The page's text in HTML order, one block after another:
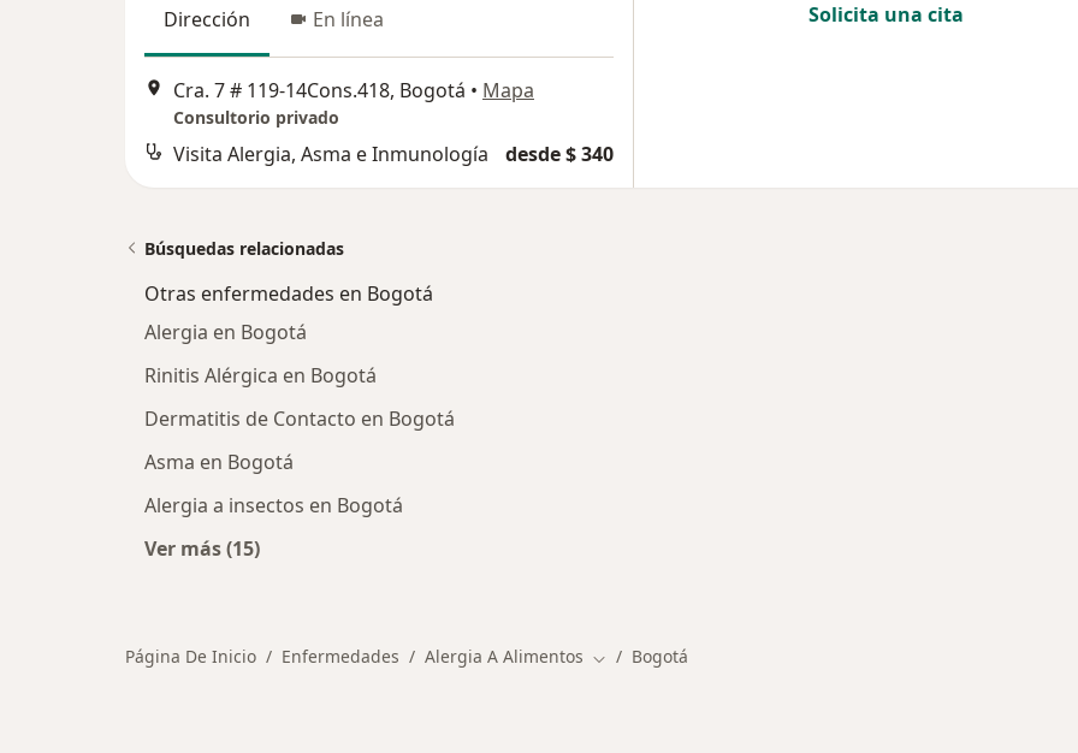
Dirección En línea
Cra. 7 # 119-14Cons.418, Bogotá • Mapa
Consultorio privado
Visita Alergia, Asma e Inmunología desde $ 340
Solicita una cita
Búsquedas relacionadas
Otras enfermedades en Bogotá
Alergia en Bogotá
Rinitis Alérgica en Bogotá
Dermatitis de Contacto en Bogotá
Asma en Bogotá
Alergia a insectos en Bogotá
Ver más (15)
Página De Inicio Enfermedades Alergia A Alimentos Cambiar de ciudad
Bogotá